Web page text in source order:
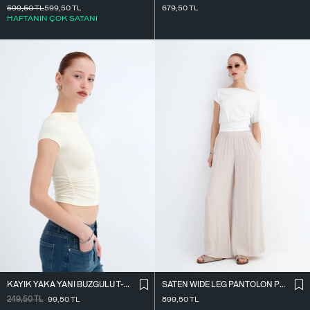
599,50TL
HAFTANIN ÇOK SATANI
599,50TL 679,50TL
KAYIK YAKA YANI BÜZGÜLÜ T-SHIRT P0653
249,50TL 99,50TL
SATEN WIDE LEG PANTOLON PN17298
899,50TL